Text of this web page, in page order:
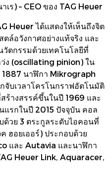
ร) – CEO ของ TAG Heuer
Heuer ได้แสดงให้เห็นถึงจิต
ล์อวังกาศอย่างแท้จริง และ
ตกรรมด้วยเทคโนโลยีที่
ง (oscillating pinion) ใน
1887 นาฬิกา Mikrograph
จับเวลาโครโนกราฟอัตโนมัติ
ร้างสรรค์ขึ้นในปี 1969 และ
รกในปี 2015 ปัจจุบัน คอล
วย 3 ตระกูลระดับไอคอนที่
ฮอยเออร์) ประกอบด้วย
และ Autavia และนาฬิกา
Heuer Link, Aquaracer,